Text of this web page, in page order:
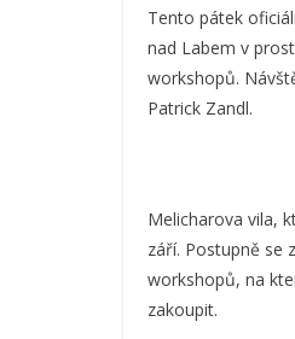
Tento pátek
nad Labem v
workshopů.
Patrick Zandl.
Melicharova vila,
září. Postupně se
workshopů, na
zakoupit.